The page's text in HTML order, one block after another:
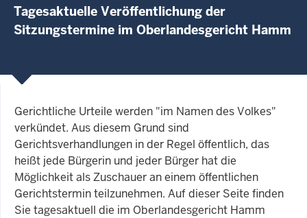
Tagesaktuelle Veröffentlichung der
Sitzungstermine im Oberlandesgericht Hamm
Gerichtliche Urteile werden "im Namen des Volkes"
verkündet. Aus diesem Grund sind
Gerichtsverhandlungen in der Regel öffentlich, das
heißt jede Bürgerin und jeder Bürger hat die
Möglichkeit als Zuschauer an einem öffentlichen
Gerichtstermin teilzunehmen. Auf dieser Seite finden
Sie tagesaktuell die im Oberlandesgericht Hamm